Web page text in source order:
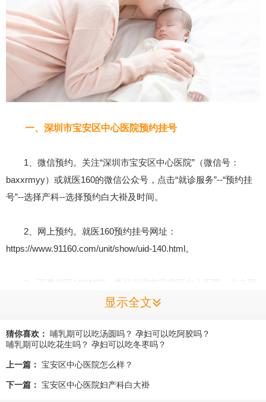
显示全文
一、深圳市宝安区中心医院预约挂号
1、微信预约。关注“深圳市宝安区中心医院”（微信号：
baxxrmyy）或就医160的微信公众号，点击“就诊服务”--“预约挂
号”--选择产科--选择预约白大褂及时间。
2、网上预约。就医160预约挂号网址：
https://www.91160.com/unit/show/uid-140.html。
3、下载就医160APP，查找深圳市宝安区中心医院，点击预
4、现场挂号：门诊一楼大厅或预约挂号处。
二、预约挂号须知
猜你喜欢： 哺乳期可以吃汤圆吗？ 孕妇可以吃阿胶吗？
哺乳期可以吃花生吗？ 孕妇可以吃冬枣吗？
上一篇： 宝安区中心医院怎么样？
下一篇： 宝安区中心医院妇产科白大褂